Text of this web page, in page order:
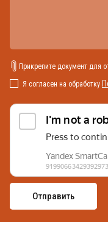
Прикрепите документ для
Я согласен на обработку